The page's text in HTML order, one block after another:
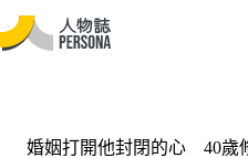
婚姻打開他封閉的心 40歲